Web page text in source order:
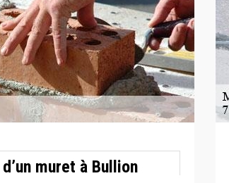
muret à Bullion